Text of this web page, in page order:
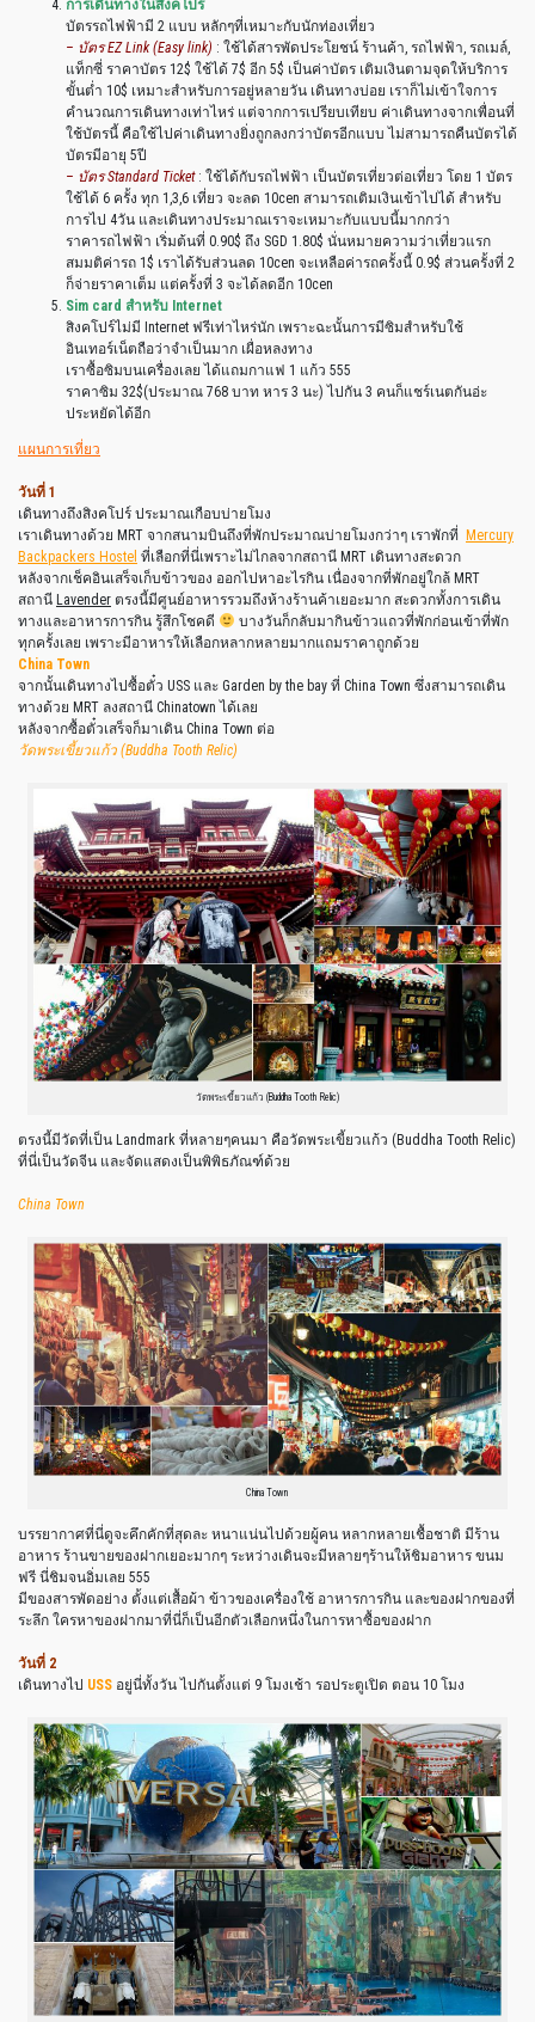
การเดินทางในสิงคโปร์
บัตรรถไฟฟ้ามี 2 แบบ หลักๆที่เหมาะกับนักท่องเที่ยว
– บัตร EZ Link (Easy link) : ใช้ได้สารพัดประโยชน์ ร้านค้า, รถไฟฟ้า, รถเมล์,
แท็กซี่ ราคาบัตร 12$ ใช้ได้ 7$ อีก 5$ เป็นค่าบัตร เติมเงินตามจุดให้บริการ
ขั้นต่ำ 10$ เหมาะสำหรับการอยู่หลายวัน เดินทางบ่อย เราก็ไม่เข้าใจการ
คำนวณการเดินทางเท่าไหร่ แต่จากการเปรียบเทียบ ค่าเดินทางจากเพื่อนที่
ใช้บัตรนี้ คือใช้ไปค่าเดินทางยิ่งถูกลงกว่าบัตรอีกแบบ ไม่สามารถคืนบัตรได้
บัตรมีอายุ 5ปี
– บัตร Standard Ticket : ใช้ได้กับรถไฟฟ้า เป็นบัตรเที่ยวต่อเที่ยว โดย 1 บัตร
ใช้ได้ 6 ครั้ง ทุก 1,3,6 เที่ยว จะลด 10cen สามารถเติมเงินเข้าไปได้ สำหรับ
การไป 4วัน และเดินทางประมาณเราจะเหมาะกับแบบนี้มากกว่า
ราคารถไฟฟ้า เริ่มต้นที่ 0.90$ ถึง SGD 1.80$ นั่นหมายความว่าเที่ยวแรก
สมมติค่ารถ 1$ เราได้รับส่วนลด 10cen จะเหลือค่ารถครั้งนี้ 0.9$ ส่วนครั้งที่ 2
ก็จ่ายราคาเต็ม แต่ครั้งที่ 3 จะได้ลดอีก 10cen
Sim card สำหรับ Internet
สิงคโปร์ไม่มี Internet ฟรีเท่าไหร่นัก เพราะฉะนั้นการมีซิมสำหรับใช้
อินเทอร์เน็ตถือว่าจำเป็นมาก เผื่อหลงทาง
เราซื้อซิมบนเครื่องเลย ได้แถมกาแฟ 1 แก้ว 555
ราคาซิม 32$(ประมาณ 768 บาท หาร 3 นะ) ไปกัน 3 คนก็แชร์เนตกันอ่ะ
ประหยัดได้อีก
แผนการเที่ยว
วันที่ 1
เดินทางถึงสิงคโปร์ ประมาณเกือบบ่ายโมง
เราเดินทางด้วย MRT จากสนามบินถึงที่พักประมาณบ่ายโมงกว่าๆ เราพักที่ Mercury
Backpackers Hostel ที่เลือกที่นี่เพราะไม่ไกลจากสถานี MRT เดินทางสะดวก
หลังจากเช็คอินเสร็จเก็บข้าวของ ออกไปหาอะไรกิน เนื่องจากที่พักอยู่ใกล้ MRT
สถานี Lavender ตรงนี้มีศูนย์อาหารรวมถึงห้างร้านค้าเยอะมาก สะดวกทั้งการเดิน
ทางและอาหารการกิน รู้สึกโชคดี
บางวันก็กลับมากินข้าวแถวที่พักก่อนเข้าที่พัก
ทุกครั้งเลย เพราะมีอาหารให้เลือกหลากหลายมากแถมราคาถูกด้วย
China Town
จากนั้นเดินทางไปซื้อตั๋ว USS และ Garden by the bay ที่ China Town ซึ่งสามารถเดิน
ทางด้วย MRT ลงสถานี Chinatown ได้เลย
หลังจากซื้อตั๋วเสร็จก็มาเดิน China Town ต่อ
วัดพระเขี้ยวแก้ว (Buddha Tooth Relic)
วัดพระเขี้ยวแก้ว (Buddha Tooth Relic)
ตรงนี้มีวัดที่เป็น Landmark ที่หลายๆคนมา คือวัดพระเขี้ยวแก้ว (Buddha Tooth Relic)
ที่นี่เป็นวัดจีน และจัดแสดงเป็นพิพิธภัณฑ์ด้วย
China Town
China Town
บรรยากาศที่นี่ดูจะคึกคักที่สุดละ หนาแน่นไปด้วยผู้คน หลากหลายเชื้อชาติ มีร้าน
อาหาร ร้านขายของฝากเยอะมากๆ ระหว่างเดินจะมีหลายๆร้านให้ชิมอาหาร ขนม
ฟรี นี่ชิมจนอิ่มเลย 555
มีของสารพัดอย่าง ตั้งแต่เสื้อผ้า ข้าวของเครื่องใช้ อาหารการกิน และของฝากของที่
ระลึก ใครหาของฝากมาที่นี่ก็เป็นอีกตัวเลือกหนึ่งในการหาซื้อของฝาก
วันที่ 2
เดินทางไป USS อยู่นี่ทั้งวัน ไปกันตั้งแต่ 9 โมงเช้า รอประตูเปิด ตอน 10 โมง